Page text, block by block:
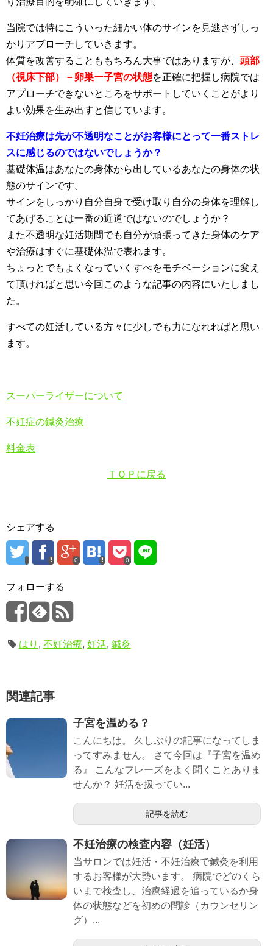
当院では特にこういった細かい体のサインを見逃さずしっ
かりアプローチしていきます。
体質を改善することももちろん大事ではありますが、 頭部
（視床下部）－卵巣ー子宮の状態を正確に把握し病院では
アプローチできないところをサポートしていくことがより
よい効果を生み出すと信じています。
不妊治療は先が不透明なことがお客様にとって一番ストレ
スに感じるのではないでしょうか？
基礎体温はあなたの身体から出しているあなたの身体の状
態のサインです。
サインをしっかり自分自身で受け取り自分の身体を理解し
てあげることは一番の近道ではないのでしょうか？
また不透明な妊活期間でも自分が頑張ってきた身体のケア
や治療はすぐに基礎体温で表れます。
ちょっとでもよくなっていくすべをモチベーションに変え
て頂ければと思い今回このような記事の内容にいたしまし
た。
すべての妊活している方々に少しでも力になれればと思い
ます。
スーパーライザーについて
不妊症の鍼灸治療
料金表
ＴＯＰに戻る
シェアする
0 0
フォローする
はり , 不妊治療, 妊活, 鍼灸
関連記事
子宮を温める？
こんにちは。 久しぶりの記事になってしま
ってすみません。 さて今回は『子宮を温め
る』 こんなフレーズをよく聞くことありま
せんか？ 妊活を扱ってい...
記事を読む
不妊治療の検査内容（妊活）
当サロンでは妊活・不妊治療で鍼灸を利用
するお客様が大勢います。 病院でどのくら
いまで検査し、治療経過を追っているか身
体の状態などを初めの問診（カウンセリン
グ）...